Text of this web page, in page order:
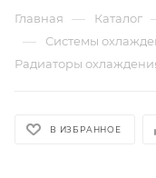
Главная — Каталог
— Системы
Радиаторы
В ИЗБРАННОЕ